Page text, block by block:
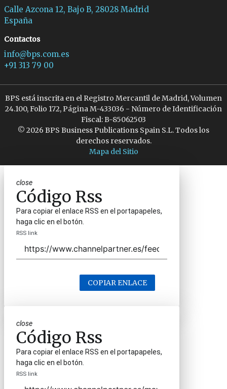
Calle Azcona 12, Bajo B, 28028 Madrid
España
Contactos
info@bps.com.es
+91 313 79 00
BPS está inscrita en el Registro Mercantil de Madrid, Volumen
24.100, Folio 172, Página M-433036 - Número de Identificación
Fiscal: B-85062503
© 2026 BPS Business Publications Spain S.L. Todos los
derechos reservados.
Mapa del Sitio
close
Código Rss
Para copiar el enlace RSS en el portapapeles,
haga clic en el botón.
RSS link
COPIAR ENLACE
close
Código Rss
Para copiar el enlace RSS en el portapapeles,
haga clic en el botón.
RSS link